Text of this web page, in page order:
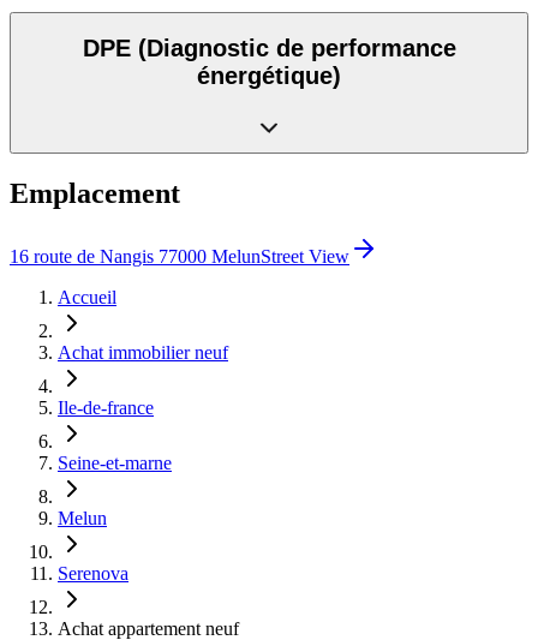
DPE (Diagnostic de performance
énergétique)
Emplacement
16 route de Nangis 77000 MelunStreet View
Accueil
Achat immobilier neuf
Ile-de-france
Seine-et-marne
Melun
Serenova
Achat appartement neuf